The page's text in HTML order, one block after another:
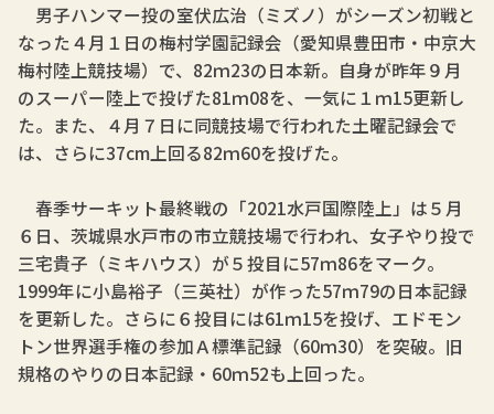
男子ハンマー投の室伏広治（ミズノ）がシーズン初戦と
なった４月１日の梅村学園記録会（愛知県豊田市・中京大
梅村陸上競技場）で、82ｍ23の日本新。自身が昨年９月
のスーパー陸上で投げた81ｍ08を、一気に１ｍ15更新し
た。また、４月７日に同競技場で行われた土曜記録会で
は、さらに37cm上回る82ｍ60を投げた。
春季サーキット最終戦の「2021水戸国際陸上」は５月
６日、茨城県水戸市の市立競技場で行われ、女子やり投で
三宅貴子（ミキハウス）が５投目に57ｍ86をマーク。
1999年に小島裕子（三英社）が作った57ｍ79の日本記録
を更新した。さらに６投目には61ｍ15を投げ、エドモン
トン世界選手権の参加Ａ標準記録（60ｍ30）を突破。旧
規格のやりの日本記録・60ｍ52も上回った。